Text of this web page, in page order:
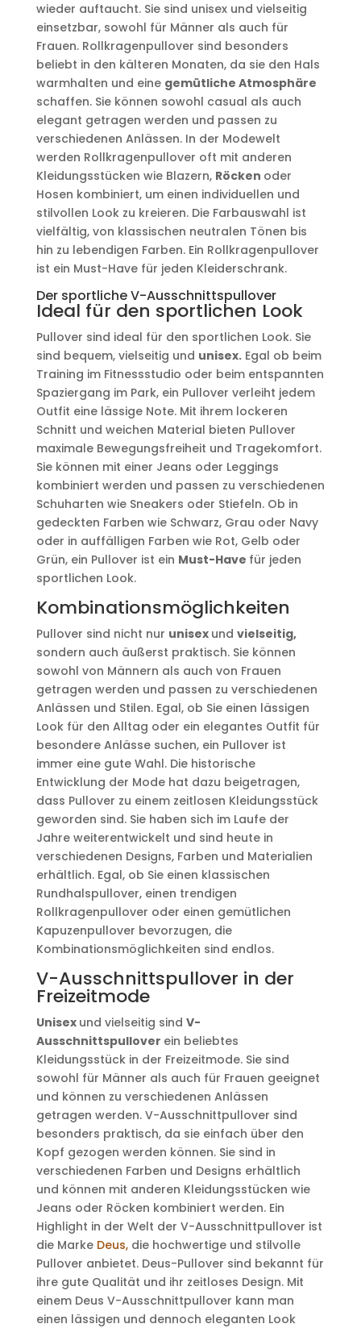
wieder auftaucht. Sie sind unisex und vielseitig
einsetzbar, sowohl für Männer als auch für
Frauen. Rollkragenpullover sind besonders
beliebt in den kälteren Monaten, da sie den Hals
warmhalten und eine gemütliche Atmosphäre
schaffen. Sie können sowohl casual als auch
elegant getragen werden und passen zu
verschiedenen Anlässen. In der Modewelt
werden Rollkragenpullover oft mit anderen
Kleidungsstücken wie Blazern, Röcken oder
Hosen kombiniert, um einen individuellen und
stilvollen Look zu kreieren. Die Farbauswahl ist
vielfältig, von klassischen neutralen Tönen bis
hin zu lebendigen Farben. Ein Rollkragenpullover
ist ein Must-Have für jeden Kleiderschrank.
Der sportliche V-Ausschnittspullover
Ideal für den sportlichen Look
Pullover sind ideal für den sportlichen Look. Sie
sind bequem, vielseitig und unisex.Egal ob beim
Training im Fitnessstudio oder beim entspannten
Spaziergang im Park, ein Pullover verleiht jedem
Outfit eine lässige Note. Mit ihrem lockeren
Schnitt und weichen Material bieten Pullover
maximale Bewegungsfreiheit und Tragekomfort.
Sie können mit einer Jeans oder Leggings
kombiniert werden und passen zu verschiedenen
Schuharten wie Sneakers oder Stiefeln. Ob in
gedeckten Farben wie Schwarz, Grau oder Navy
oder in auffälligen Farben wie Rot, Gelb oder
Grün, ein Pullover ist ein Must-Have für jeden
sportlichen Look.
Kombinationsmöglichkeiten
Pullover sind nicht nur unisex und vielseitig,
sondern auch äußerst praktisch. Sie können
sowohl von Männern als auch von Frauen
getragen werden und passen zu verschiedenen
Anlässen und Stilen. Egal, ob Sie einen lässigen
Look für den Alltag oder ein elegantes Outfit für
besondere Anlässe suchen, ein Pullover ist
immer eine gute Wahl. Die historische
Entwicklung der Mode hat dazu beigetragen,
dass Pullover zu einem zeitlosen Kleidungsstück
geworden sind. Sie haben sich im Laufe der
Jahre weiterentwickelt und sind heute in
verschiedenen Designs, Farben und Materialien
erhältlich. Egal, ob Sie einen klassischen
Rundhalspullover, einen trendigen
Rollkragenpullover oder einen gemütlichen
Kapuzenpullover bevorzugen, die
Kombinationsmöglichkeiten sind endlos.
V-Ausschnittspullover in der
Freizeitmode
Unisex und vielseitig sind V-
Ausschnittspullover ein beliebtes
Kleidungsstück in der Freizeitmode. Sie sind
sowohl für Männer als auch für Frauen geeignet
und können zu verschiedenen Anlässen
getragen werden. V-Ausschnittpullover sind
besonders praktisch, da sie einfach über den
Kopf gezogen werden können. Sie sind in
verschiedenen Farben und Designs erhältlich
und können mit anderen Kleidungsstücken wie
Jeans oder Röcken kombiniert werden. Ein
Highlight in der Welt der V-Ausschnittpullover ist
die Marke Deus,die hochwertige und stilvolle
Pullover anbietet. Deus-Pullover sind bekannt für
ihre gute Qualität und ihr zeitloses Design. Mit
einem Deus V-Ausschnittpullover kann man
einen lässigen und dennoch eleganten Look